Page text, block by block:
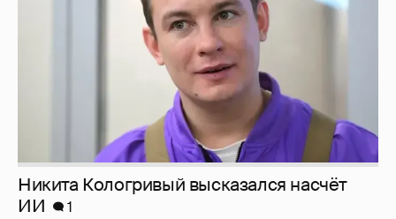
Никита Кологривый высказался насчёт
ИИ
1